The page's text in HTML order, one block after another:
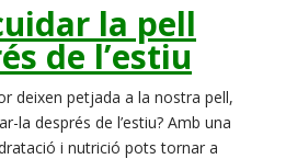
la pell
de l’estiu
deixen petjada a la nostra pell,
la després de l’estiu? Amb una
i nutrició pots tornar a